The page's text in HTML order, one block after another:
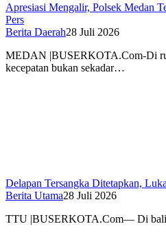
Apresiasi Mengalir, Polsek Medan
Pers
Berita Daerah28 Juli 2026
MEDAN |BUSERKOTA.Com-Di
kecepatan bukan sekadar…
Delapan Tersangka Ditetapkan,
Berita Utama28 Juli 2026
TTU |BUSERKOTA.Com— Di